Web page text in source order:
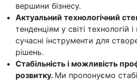
вершини бізнесу.
Актуальний технологічний
тенденціям у світі технологій
сучасні інструменти для
рішень.
Стабільність і можливість
розвитку. Ми пропонуємо